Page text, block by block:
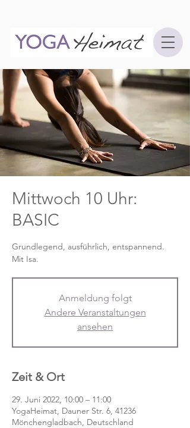
Mittwoch 10 Uhr:
BASIC
Grundlegend, ausführlich, entspannend.
Mit Isa.
Anmeldung folgt
Andere Veranstaltungen
ansehen
Zeit & Ort
29. Juni 2022, 10:00 – 11:00
YogaHeimat, Dauner Str. 6, 41236
Mönchengladbach, Deutschland